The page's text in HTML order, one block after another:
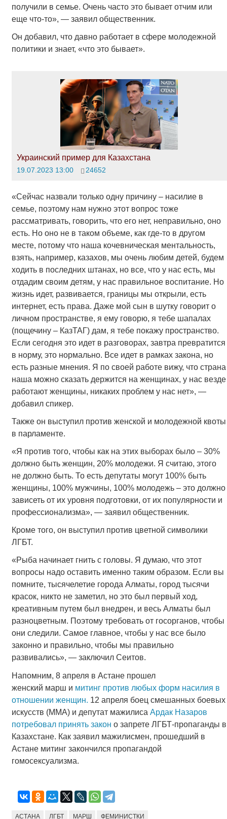
получили в семье. Очень часто это бывает отчим или
еще что-то», — заявил общественник.
Он добавил, что давно работает в сфере молодежной
политики и знает, «что это бывает».
Украинский пример для Казахстана
19.07.2023 13:00 24652
«Сейчас назвали только одну причину – насилие в
семье, поэтому нам нужно этот вопрос тоже
рассматривать, говорить, что его нет, неправильно, оно
есть. Но оно не в таком объеме, как где-то в другом
месте, потому что наша кочевническая ментальность,
взять, например, казахов, мы очень любим детей, будем
ходить в последних штанах, но все, что у нас есть, мы
отдадим своим детям, у нас правильное воспитание. Но
жизнь идет, развивается, границы мы открыли, есть
интернет, есть права. Даже мой сын в шутку говорит о
личном пространстве, я ему говорю, я тебе шапалах
(пощечину – КазТАГ) дам, я тебе покажу пространство.
Если сегодня это идет в разговорах, завтра превратится
в норму, это нормально. Все идет в рамках закона, но
есть разные мнения. Я по своей работе вижу, что страна
наша можно сказать держится на женщинах, у нас везде
работают женщины, никаких проблем у нас нет», —
добавил спикер.
Также он выступил против женской и молодежной квоты
в парламенте.
«Я против того, чтобы как на этих выборах было – 30%
должно быть женщин, 20% молодежи. Я считаю, этого
не должно быть. То есть депутаты могут 100% быть
женщины, 100% мужчины, 100% молодежь – это должно
зависеть от их уровня подготовки, от их популярности и
профессионализма», — заявил общественник.
Кроме того, он выступил против цветной символики
ЛГБТ.
«Рыба начинает гнить с головы. Я думаю, что этот
вопросы надо оставить именно таким образом. Если вы
помните, тысячелетие города Алматы, город тысячи
красок, никто не заметил, но это был первый ход,
креативным путем был внедрен, и весь Алматы был
разноцветным. Поэтому требовать от госорганов, чтобы
они следили. Самое главное, чтобы у нас все было
законно и правильно, чтобы мы правильно
развивались», — заключил Сеитов.
Напомним, 8 апреля в Астане прошел
женский марш и митинг против любых форм насилия в
отношении женщин. 12 апреля боец смешанных боевых
искусств (ММА) и депутат мажилиса Ардак Назаров
потребовал принять закон о запрете ЛГБТ-пропаганды в
Казахстане. Как заявил мажилисмен, прошедший в
Астане митинг закончился пропагандой
гомосексуализма.
АСТАНА ЛГБТ МАРШ ФЕМИНИСТКИ